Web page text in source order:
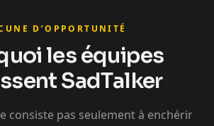
D’OPPORTUNITÉ
les équipes
SadTalker
consiste pas seulement à enchérir